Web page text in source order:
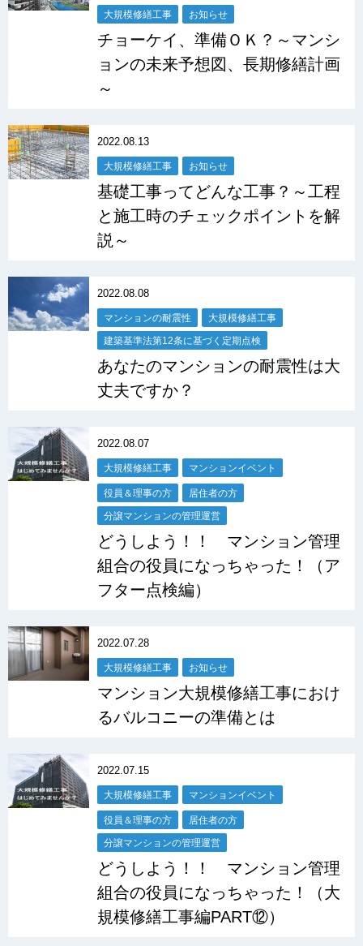
大規模修繕工事 お知らせ
チョーケイ、準備ＯＫ？～マンシ
ョンの未来予想図、長期修繕計画
～
2022.08.13
大規模修繕工事 お知らせ
基礎工事ってどんな工事？～工程
と施工時のチェックポイントを解
説～
2022.08.08
マンションの耐震性 大規模修繕工事
建築基準法第12条に基づく定期点検
あなたのマンションの耐震性は大
丈夫ですか？
2022.08.07
大規模修繕工事 マンションイベント
役員＆理事の方 居住者の方
分譲マンションの管理運営
どうしよう！！ マンション管理
組合の役員になっちゃった！（ア
フター点検編）
2022.07.28
大規模修繕工事 お知らせ
マンション大規模修繕工事におけ
るバルコニーの準備とは
2022.07.15
大規模修繕工事 マンションイベント
役員＆理事の方 居住者の方
分譲マンションの管理運営
どうしよう！！ マンション管理
組合の役員になっちゃった！（大
規模修繕工事編PART⑫）